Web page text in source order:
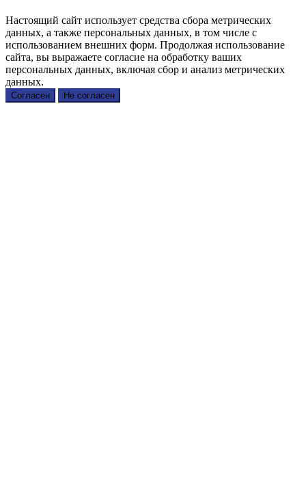
Настоящий сайт использует средства сбора метрических
данных, а также персональных данных, в том числе с
использованием внешних форм. Продолжая использование
сайта, вы выражаете согласие на обработку ваших
персональных данных, включая сбор и анализ метрических
данных.
Согласен Не согласен